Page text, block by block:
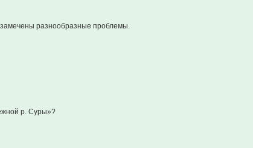
разнообразные проблемы.
р. Суры»?